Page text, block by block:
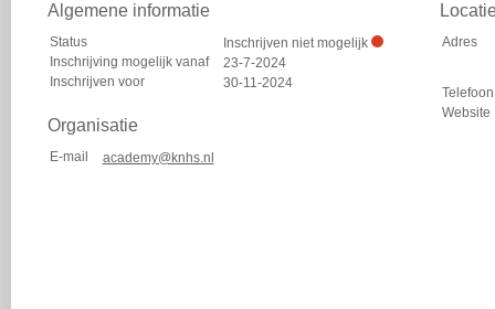
Algemene informatie
Status
Inschrijven niet mogelijk
Inschrijving mogelijk vanaf
23-7-2024
Inschrijven voor
30-11-2024
Organisatie
E-mail academy@knhs.nl
Adres
Telefoon
Website